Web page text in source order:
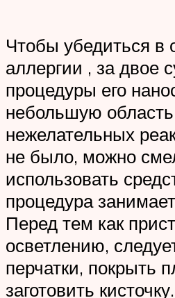
Чтобы убедиться в
аллергии , за двое
процедуры его
небольшую
нежелательных
не было, можно
использовать
процедура
Перед тем как
осветлению,
перчатки, покрыть
заготовить кисточку.